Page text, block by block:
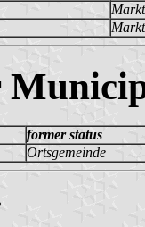
former status
Ortsgemeinde